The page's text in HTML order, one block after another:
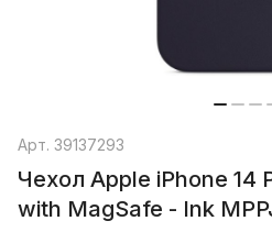
Арт. 39137293
Чехол Apple iPhone 14
with MagSafe - Ink